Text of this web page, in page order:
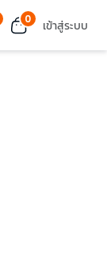
0 เข้าสู่ระบบ